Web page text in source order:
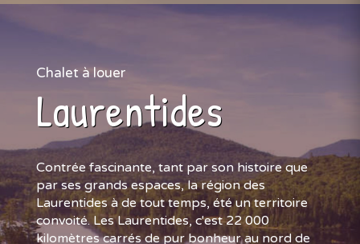
Chalet à louer
Laurentides
Contrée fascinante, tant par son histoire que
par ses grands espaces, la région des
Laurentides à de tout temps, été un territoire
convoité. Les Laurentides, c'est 22 000
kilomètres carrés de pur bonheur au nord de